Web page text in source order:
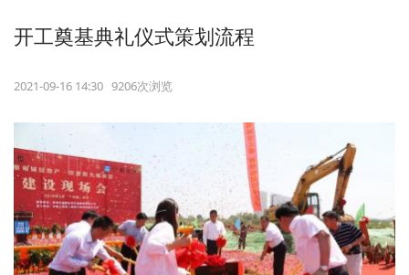
开工奠基典礼仪式策划流程
2021-09-16 14:30 9206次浏览